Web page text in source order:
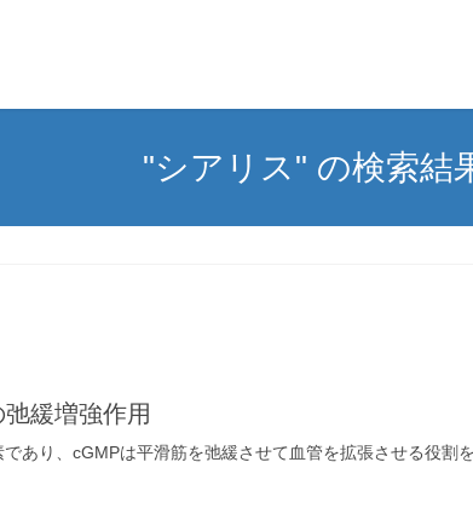
"シアリス" の検索結
緩増強作用
あり、cGMPは平滑筋を弛緩させて血管を拡張させる役割